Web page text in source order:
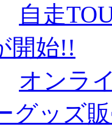
自走
開始!!
オンラ
グッズ